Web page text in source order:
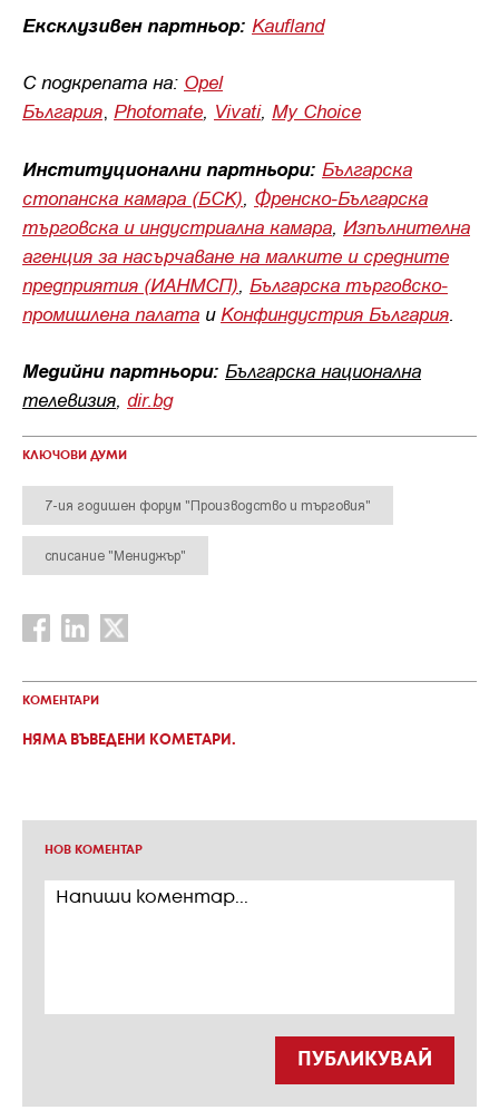
Ексклузивен партньор: Kaufland
С подкрепата на: Opel
България, Photomate, Vivati, My Choice
Институционални партньори: Българска
стопанска камара (БСК) Френско-Българска
търговска и индустриална камара Изпълнителна
агенция за насърчаване на малките и средните
предприятия (ИАНМСП) Българска търговско-
промишлена палата и Конфиндустрия България
Медийни партньори: Българска национална
телевизия, dir.bg
КЛЮЧОВИ ДУМИ
7-ия годишен форум "Производство и търговия"
списание "Мениджър"
КОМЕНТАРИ
НЯМА ВЪВЕДЕНИ КОМЕТАРИ.
НОВ КОМЕНТАР
ПУБЛИКУВАЙ